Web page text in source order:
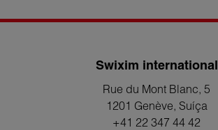
Swixim international
Rue du Mont Blanc, 5
1201 Genève, Suíça
+41 22 347 44 42